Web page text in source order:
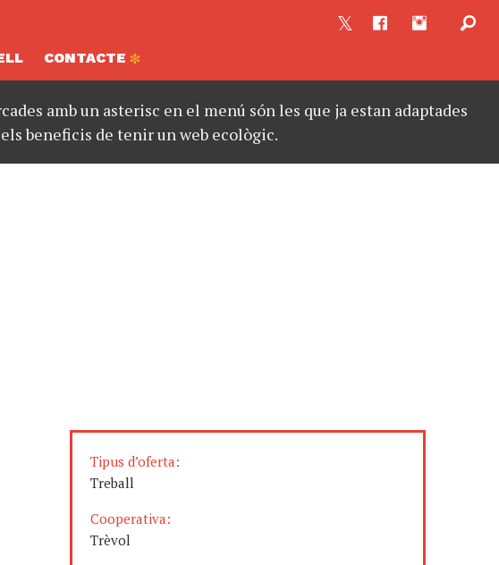
CONTACTE
amb un asterisc en el menú són les que ja estan adaptades
beneficis de tenir un web ecològic.
Tipus d’oferta:
Treball
Cooperativa:
Trèvol